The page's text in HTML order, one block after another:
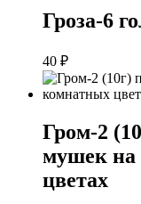
Гроза-6
40 ₽
Гром-2
мушек на
цветах